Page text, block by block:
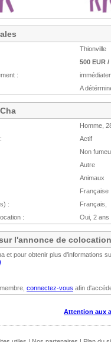
Thionville
500 EUR
:
A
Homme,
Actif
Non
Autre
Animaux
Française
:
Français,
:
Oui, 2 ans
l'annonce de
et pour obtenir plus d'informations
connectez-vous afin
Attention aux